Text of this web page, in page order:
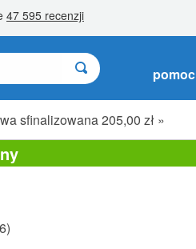
pomoc
sfinalizowana 205,00 zł »